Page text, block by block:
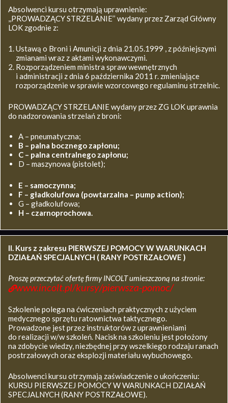
Absolwenci kursu otrzymają uprawnienie:
,,PROWADZĄCY STRZELANIE’’ wydany przez Zarząd Główny
LOK zgodnie z:
Ustawą o Broni i Amunicji z dnia 21.05.1999 , z późniejszymi
zmianami wraz z aktami wykonawczymi.
Rozporządzeniem ministra spraw wewnętrznych
i administracji z dnia 6 października 2011 r. zmieniające
rozporządzenie w sprawie wzorcowego regulaminu strzelnic.
PROWADZĄCY STRZELANIE wydany przez ZG LOK uprawnia
do nadzorowania strzelań z broni:
A – pneumatyczna;
B – palna bocznego zapłonu;
C – palna centralnego zapłonu;
D – maszynowa (pistolet);
E – samoczynna;
F – gładkolufowa (powtarzalna – pump action);
G – gładkolufowa;
H – czarnoprochowa.
II. Kurs z zakresu PIERWSZEJ POMOCY W WARUNKACH
DZIAŁAŃ SPECJALNYCH ( RANY POSTRZAŁOWE )
Proszę przeczytać ofertę firmy INCOLT umieszczoną na stronie:
www.incolt.pl/kursy/pierwsza-pomoc/
Szkolenie polega na ćwiczeniach praktycznych z użyciem
medycznego sprzętu ratownictwa taktycznego.
Prowadzone jest przez instruktorów z uprawnieniami
do realizacji w/w szkoleń. Nacisk na szkoleniu jest położony
na zdobycie wiedzy, niezbędnej przy wszelkiego rodzaju ranach
postrzałowych oraz eksplozji materiału wybuchowego.
Absolwenci kursu otrzymają zaświadczenie o ukończeniu:
KURSU PIERWSZEJ POMOCY W WARUNKACH DZIAŁAŃ
SPECJALNYCH (RANY POSTRZAŁOWE).